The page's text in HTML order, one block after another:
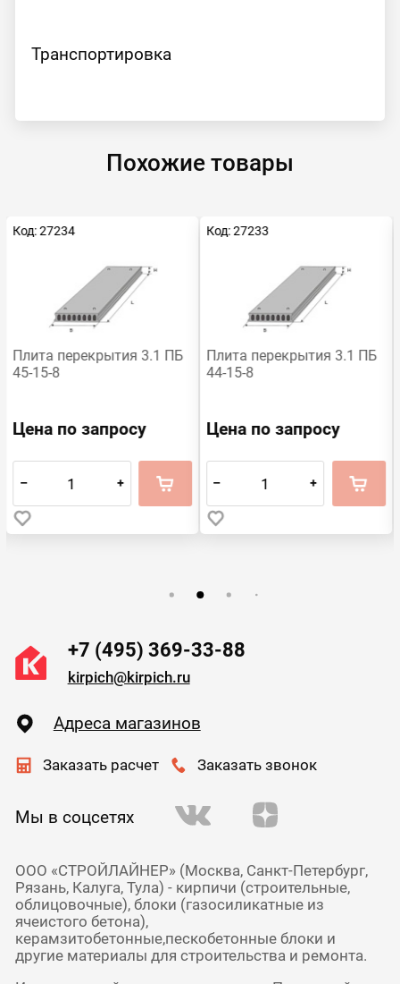
Транспортировка
Похожие товары
Код: 27234
Плита перекрытия 3.1 ПБ
45-15-8
Цена по запросу
– +
Код: 27233
Плита перекрытия 3.1 ПБ
44-15-8
Цена по запросу
– +
+7 (495) 369-33-88
kirpich@kirpich.ru
Адреса магазинов
Заказать расчет Заказать звонок
Мы в соцсетях
ООО «СТРОЙЛАЙНЕР» (Москва, Санкт-Петербург,
Рязань, Калуга, Тула) - кирпичи (строительные,
облицовочные), блоки (газосиликатные из
ячеистого бетона),
керамзитобетонные,пескобетонные блоки и
другие материалы для строительства и ремонта.